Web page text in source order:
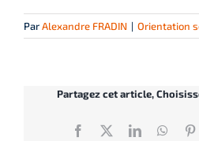
ParAlexandre FRADIN | Orientation
Partagez cet article,
Facebook
X LinkedIn